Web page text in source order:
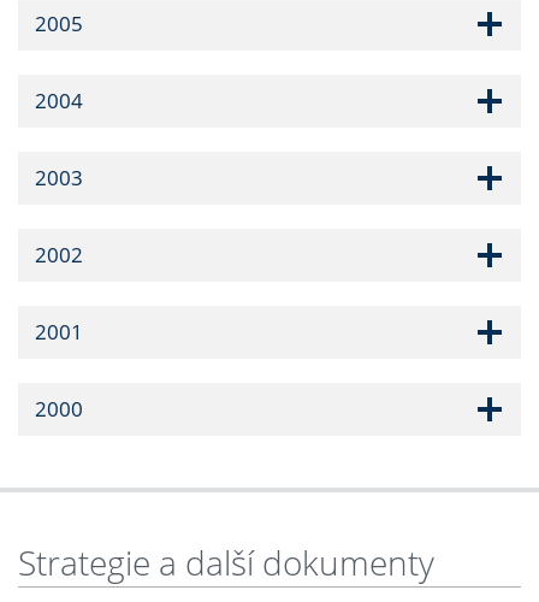
2005
2004
2003
2002
2001
2000
Strategie a další dokumenty